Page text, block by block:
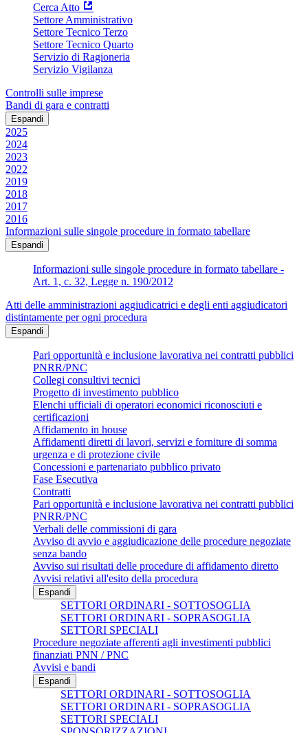
Cerca Atto
Settore Amministrativo
Settore Tecnico Terzo
Settore Tecnico Quarto
Servizio di Ragioneria
Servizio Vigilanza
Controlli sulle imprese
Bandi di gara e contratti
Espandi
2025
2024
2023
2022
2019
2018
2017
2016
Informazioni sulle singole procedure in formato tabellare
Espandi
Informazioni sulle singole procedure in formato tabellare -
Art. 1, c. 32, Legge n. 190/2012
Atti delle amministrazioni aggiudicatrici e degli enti aggiudicatori
distintamente per ogni procedura
Espandi
Pari opportunità e inclusione lavorativa nei contratti pubblici
PNRR/PNC
Collegi consultivi tecnici
Progetto di investimento pubblico
Elenchi ufficiali di operatori economici riconosciuti e
certificazioni
Affidamento in house
Affidamenti diretti di lavori, servizi e forniture di somma
urgenza e di protezione civile
Concessioni e partenariato pubblico privato
Fase Esecutiva
Contratti
Pari opportunità e inclusione lavorativa nei contratti pubblici
PNRR/PNC
Verbali delle commissioni di gara
Avviso di avvio e aggiudicazione delle procedure negoziate
senza bando
Avviso sui risultati delle procedure di affidamento diretto
Avvisi relativi all'esito della procedura
Espandi
SETTORI ORDINARI - SOTTOSOGLIA
SETTORI ORDINARI - SOPRASOGLIA
SETTORI SPECIALI
Procedure negoziate afferenti agli investimenti pubblici
finanziati PNN / PNC
Avvisi e bandi
Espandi
SETTORI ORDINARI - SOTTOSOGLIA
SETTORI ORDINARI - SOPRASOGLIA
SETTORI SPECIALI